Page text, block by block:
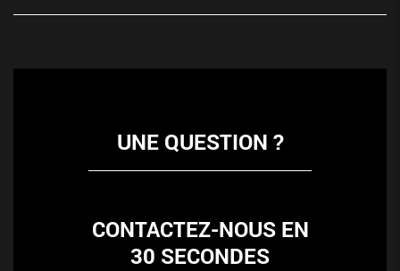
UNE QUESTION ?
CONTACTEZ-NOUS EN
30 SECONDES